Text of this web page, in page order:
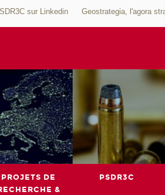
sur Linkedin Geostrategia, l'agora
PROJETS DE
&
PSDR3C